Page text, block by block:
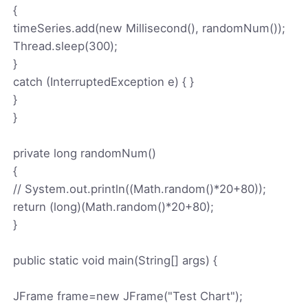
{
timeSeries.add(new Millisecond(), randomNum());
Thread.sleep(300);
}
catch (InterruptedException e) { }
}
}
private long randomNum()
{
// System.out.println((Math.random()*20+80));
return (long)(Math.random()*20+80);
}
public static void main(String[] args) {
JFrame frame=new JFrame("Test Chart");